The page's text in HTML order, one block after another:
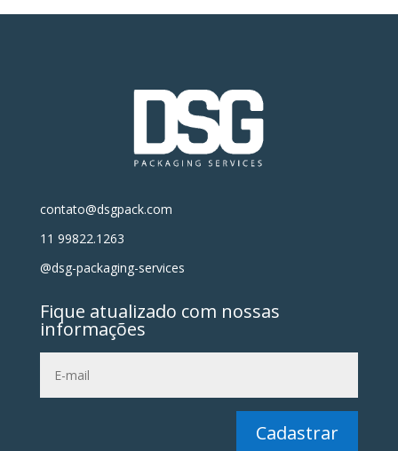
contato@dsgpack.com
11 99822.1263
@dsg-packaging-services
Fique atualizado com nossas
informações
Cadastrar